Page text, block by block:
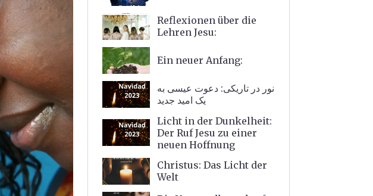
Reflexionen über die
Lehren Jesu:
Ein neuer Anfang:
نور در تاریکی: دعوت عیسی به
یک امید جدید
Licht in der Dunkelheit:
Der Ruf Jesu zu einer
neuen Hoffnung
Christus: Das Licht der
Welt